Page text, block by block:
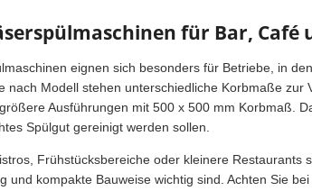
für Bar, Café
eignen sich besonders für Betriebe, in
nach Modell stehen unterschiedliche Korbmaße
Ausführungen mit 500 x 500 mm Korbmaß.
Spülgut gereinigt werden sollen.
Frühstücksbereiche oder kleinere Restaurants
und kompakte Bauweise wichtig sind. Achten Sie